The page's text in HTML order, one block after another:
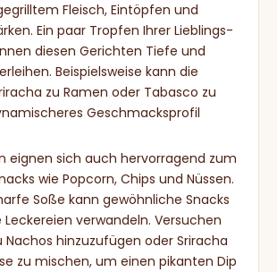
Fleisch, Eintöpfen und
Ein paar Tropfen Ihrer Lieblings-
diesen Gerichten Tiefe und
Beispielsweise kann die
zu Ramen oder Tabasco zu
Geschmacksprofil
eignen sich auch hervorragend zum
wie Popcorn, Chips und Nüssen.
Soße kann gewöhnliche Snacks
verwandeln. Versuchen
Nachos hinzuzufügen oder Sriracha
zu mischen, um einen pikanten Dip